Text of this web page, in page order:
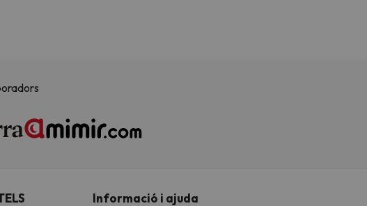
Informació i ajuda